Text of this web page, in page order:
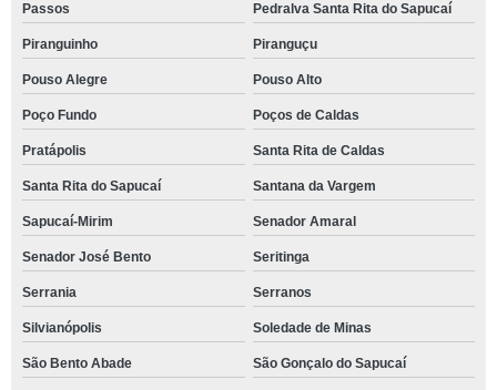
Passos Pedralva Santa Rita do Sapucaí
Piranguinho Piranguçu
Pouso Alegre Pouso Alto
Poço Fundo Poços de Caldas
Pratápolis Santa Rita de Caldas
Santa Rita do Sapucaí Santana da Vargem
Sapucaí-Mirim Senador Amaral
Senador José Bento Seritinga
Serrania Serranos
Silvianópolis Soledade de Minas
São Bento Abade São Gonçalo do Sapucaí